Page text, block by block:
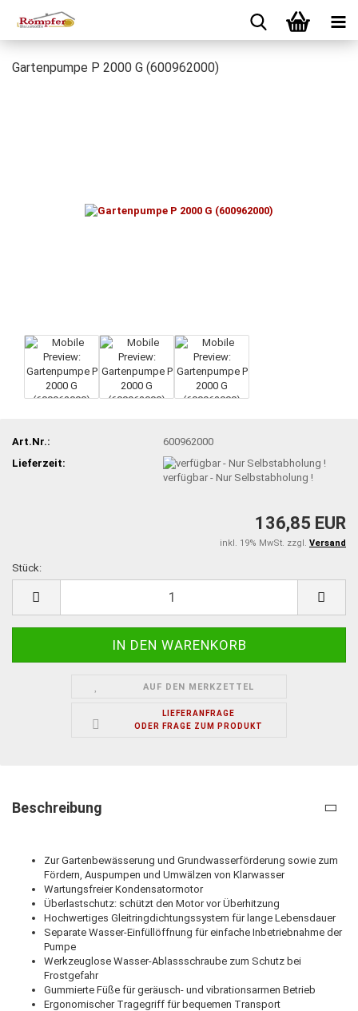
Gartenpumpe P 2000 G (600962000)
Art.Nr.:
600962000
Lieferzeit:
verfügbar - Nur Selbstabholung !
136,85 EUR
inkl. 19% MwSt. zzgl. Versand
Stück:
AUF DEN MERKZETTEL
LIEFERANFRAGE
ODER FRAGE ZUM PRODUKT
Beschreibung
Zur Gartenbewässerung und Grundwasserförderung sowie zum
Fördern, Auspumpen und Umwälzen von Klarwasser
Wartungsfreier Kondensatormotor
Überlastschutz: schützt den Motor vor Überhitzung
Hochwertiges Gleitringdichtungssystem für lange Lebensdauer
Separate Wasser-Einfüllöffnung für einfache Inbetriebnahme der
Pumpe
Werkzeuglose Wasser-Ablassschraube zum Schutz bei
Frostgefahr
Gummierte Füße für geräusch- und vibrationsarmen Betrieb
Ergonomischer Tragegriff für bequemen Transport